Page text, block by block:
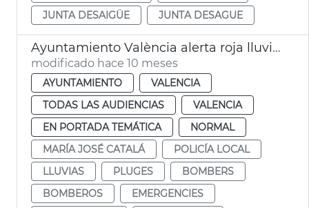
JUNTA DESAIGÜE
JUNTA DESAGUE
Ayuntamiento València alerta roja lluvias
modificado hace 10 meses
AYUNTAMIENTO
VALENCIA
TODAS LAS AUDIENCIAS
VALENCIA
EN PORTADA TEMÁTICA
NORMAL
MARÍA JOSÉ CATALÁ
POLICÍA LOCAL
LLUVIAS
PLUGES
BOMBERS
BOMBEROS
EMERGENCIES